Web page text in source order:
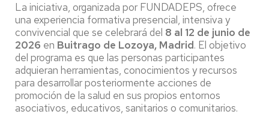
La iniciativa, organizada por FUNDADEPS, ofrece
una experiencia formativa presencial, intensiva y
convivencial que se celebrará del 8 al 12 de junio de
2026 en Buitrago de Lozoya, Madrid. El objetivo
del programa es que las personas participantes
adquieran herramientas, conocimientos y recursos
para desarrollar posteriormente acciones de
promoción de la salud en sus propios entornos
asociativos, educativos, sanitarios o comunitarios.